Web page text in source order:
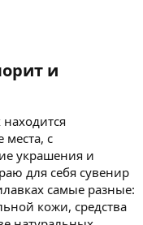
и
находится
с
украшения и
для себя сувенир
самые разные:
кожи, средства